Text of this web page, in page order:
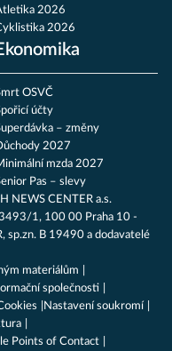
2026
2026
OSVČ
účty
– změny
2027
mzda 2027
Pas – slevy
NEWS CENTER a.s.
1, 100 00 Praha 10 -
sp.zn. B 19490 a dodavatelé
materiálům
společnosti
Nastavení soukromí
Points of Contact